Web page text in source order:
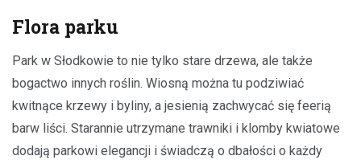
Flora parku
Park w Słodkowie to nie tylko stare drzewa, ale także
bogactwo innych roślin. Wiosną można tu podziwiać
kwitnące krzewy i byliny, a jesienią zachwycać się feerią
barw liści. Starannie utrzymane trawniki i klomby kwiatowe
dodają parkowi elegancji i świadczą o dbałości o każdy